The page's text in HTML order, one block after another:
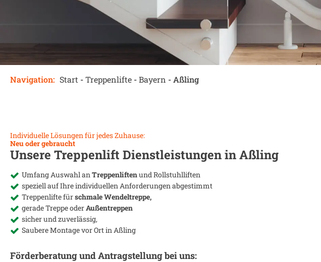
Navigation: Start -Treppenlifte -Bayern -Aßling
Individuelle Lösungen für jedes Zuhause:
Neu oder gebraucht
Unsere Treppenlift Dienstleistungen inAßling
Umfang Auswahl an Treppenliftenund Rollstuhlliften
speziell auf Ihre individuellen Anforderungen abgestimmt
Treppenlifte fürschmale Wendeltreppe,
gerade Treppe oderAußentreppen
sicher und zuverlässig,
Saubere Montage vor Ort in Aßling
Förderberatung und Antragstellung bei uns: